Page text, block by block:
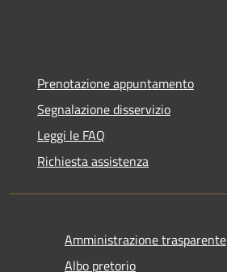
Prenotazione appuntamento
Segnalazione disservizio
Leggi le FAQ
Richiesta assistenza
Amministrazione trasparente
Albo pretorio